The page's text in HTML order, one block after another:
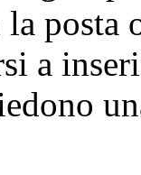
la
a